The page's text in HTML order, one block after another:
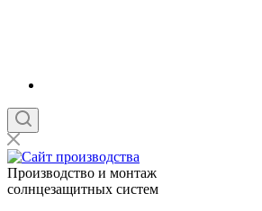
Производство и монтаж
солнцезащитных систем